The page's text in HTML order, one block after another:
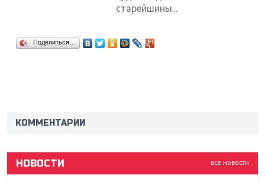
старейшины...
Поделиться…
КОММЕНТАРИИ
все новости
НОВОСТИ
Far Cry 5: хвалить нельзя ругать